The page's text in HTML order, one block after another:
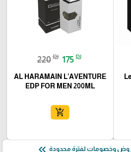
220₪ 175 ₪
AL HARAMAIN L’AVENTURE
EDP FOR MEN 200ML
add_shopping_cart
وخصومات لفترة محدودة keyboard_double_arrow_left